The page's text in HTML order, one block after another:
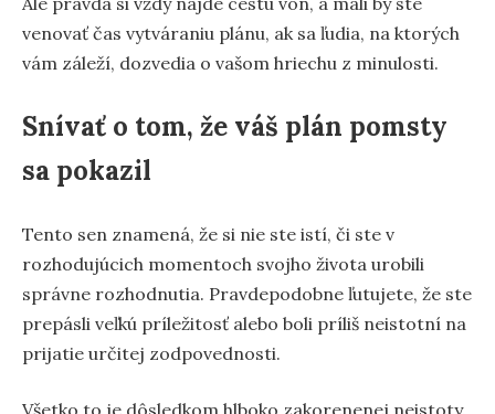
venovať čas vytváraniu plánu, ak sa ľudia, na ktorých
vám záleží, dozvedia o vašom hriechu z minulosti.
Snívať o tom, že váš plán pomsty
sa pokazil
Tento sen znamená, že si nie ste istí, či ste v
rozhodujúcich momentoch svojho života urobili
správne rozhodnutia. Pravdepodobne ľutujete, že ste
prepásli veľkú príležitosť alebo boli príliš neistotní na
prijatie určitej zodpovednosti.